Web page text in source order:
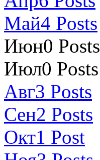
Май4 Posts
Июн0 Posts
Июл0 Posts
Авг3 Posts
Сен2 Posts
Окт1 Post